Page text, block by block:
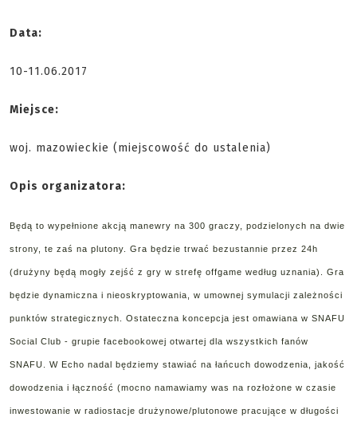
Data:
10-11.06.2017
Miejsce:
woj. mazowieckie (miejscowość do ustalenia)
Opis organizatora:
Będą to wypełnione akcją manewry na 300 graczy, podzielonych na dwie
strony, te zaś na plutony. Gra będzie trwać bezustannie przez 24h
(drużyny będą mogły zejść z gry w strefę offgame według uznania). Gra
będzie dynamiczna i nieoskryptowania, w umownej symulacji zależności
punktów strategicznych. Ostateczna koncepcja jest omawiana w SNAFU
Social Club - grupie facebookowej otwartej dla wszystkich fanów
SNAFU. W Echo nadal będziemy stawiać na łańcuch dowodzenia, jakość
dowodzenia i łączność (mocno namawiamy was na rozłożone w czasie
inwestowanie w radiostacje drużynowe/plutonowe pracujące w długości